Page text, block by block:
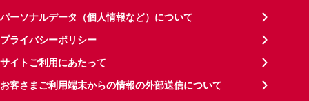
パーソナルデータ（個人情報など）について
プライバシーポリシー
サイトご利用にあたって
お客さまご利用端末からの情報の外部送信について